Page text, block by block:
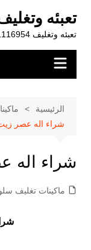
المحتوى
تعبئه
تعبئه وتغليف 01211116954 – 01211116956 – 01211116958
الرئيسية
شراء اله عصر
شراء اله
ماكينات تغليف